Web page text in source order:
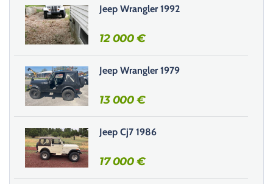
e
r
c
e
c
h
a
m
p
v
i
d
Jeep Wrangler 1992
12 000€
Jeep Wrangler 1979
13 000€
Jeep Cj7 1986
17 000€